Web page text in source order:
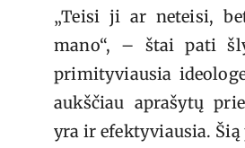
„Teisi ji ar neteisi,
mano“, – štai pati
primityviausia
aukščiau aprašytų
yra ir efektyviausia. Šią